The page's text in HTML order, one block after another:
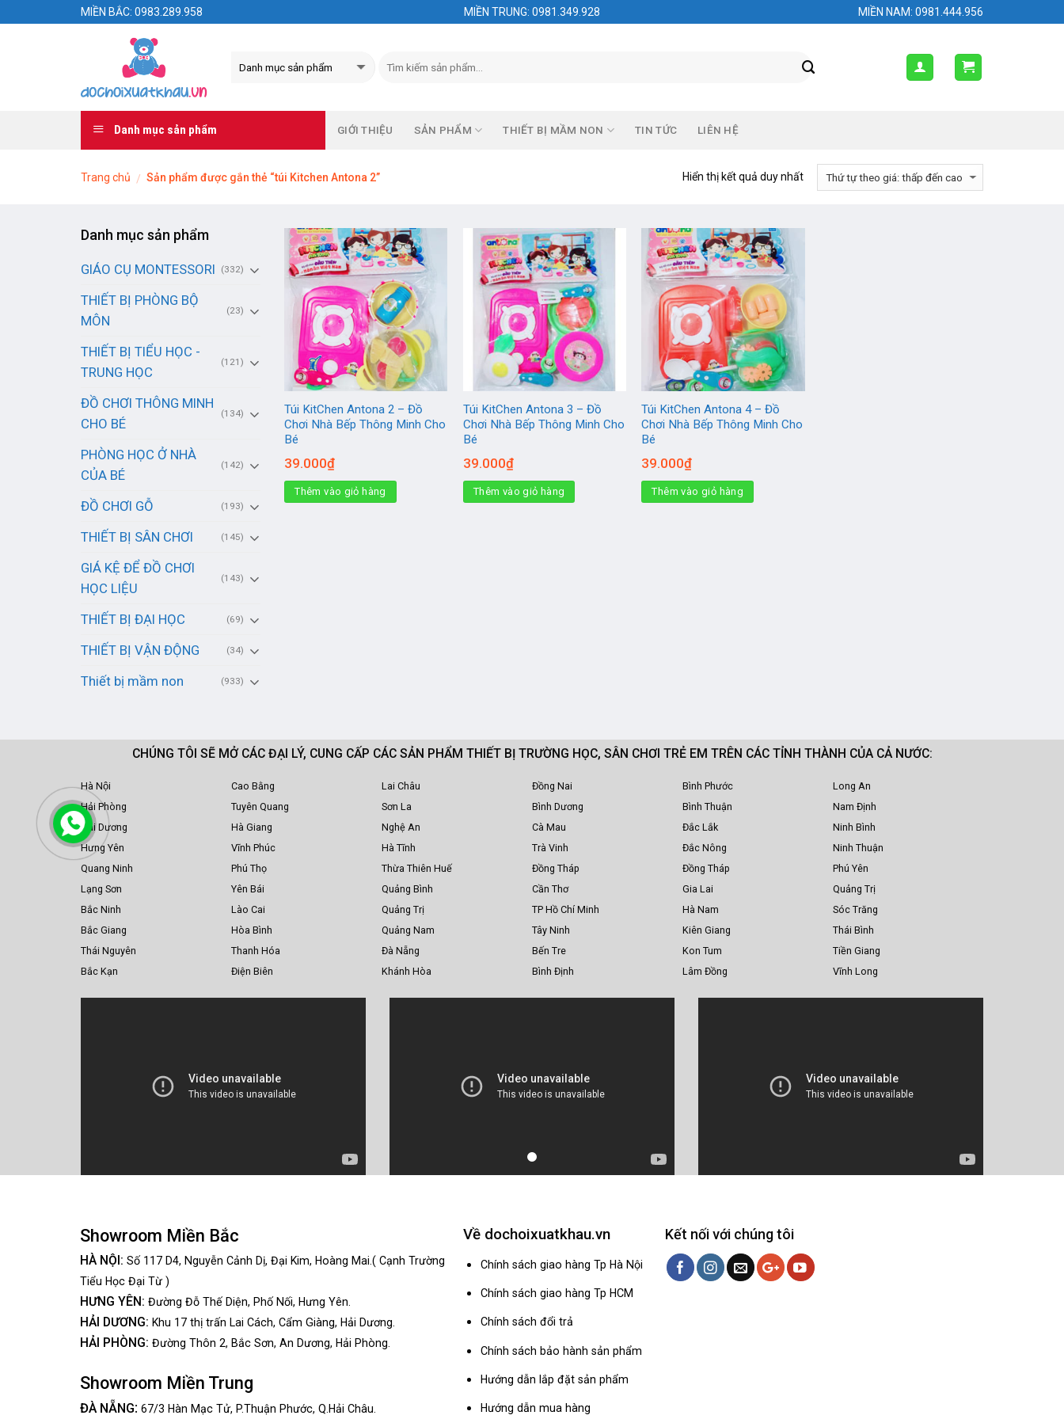
MIỀN BẮC: 0983.289.958 MIỀN TRUNG: 0981.349.928 MIỀN NAM: 0981.444.956
Danh mục sản phẩm GIỚI THIỆU SẢN PHẨM THIẾT BỊ MẦM NON TIN TỨC LIÊN HỆ
Trang chủ / Sản phẩm được gắn thẻ “túi Kitchen Antona 2” Hiển thị kết quả duy nhất
Danh mục sản phẩm
GIÁO CỤ MONTESSORI (332)
THIẾT BỊ PHÒNG BỘ
MÔN
(23)
THIẾT BỊ TIỂU HỌC -
TRUNG HỌC
(121)
ĐỒ CHƠI THÔNG MINH
CHO BÉ
(134)
PHÒNG HỌC Ở NHÀ
CỦA BÉ
(142)
ĐỒ CHƠI GỖ (193)
THIẾT BỊ SÂN CHƠI (145)
GIÁ KỆ ĐỂ ĐỒ CHƠI
HỌC LIỆU
(143)
THIẾT BỊ ĐẠI HỌC (69)
THIẾT BỊ VẬN ĐỘNG (34)
Thiết bị mầm non (933)
Túi KitChen Antona 2 – Đồ
Chơi Nhà Bếp Thông Minh Cho
Bé
39.000₫
Thêm vào giỏ hàng
Túi KitChen Antona 3 – Đồ
Chơi Nhà Bếp Thông Minh Cho
Bé
39.000₫
Thêm vào giỏ hàng
Túi KitChen Antona 4 – Đồ
Chơi Nhà Bếp Thông Minh Cho
Bé
39.000₫
Thêm vào giỏ hàng
CHÚNG TÔI SẼ MỞ CÁC ĐẠI LÝ, CUNG CẤP CÁC SẢN PHẨM THIẾT BỊ TRƯỜNG HỌC, SÂN CHƠI TRẺ EM TRÊN CÁC TỈNH THÀNH CỦA CẢ NƯỚC:
Hà Nội
Hải Phòng
Hải Dương
Hưng Yên
Quang Ninh
Lạng Sơn
Bắc Ninh
Bắc Giang
Thái Nguyên
Bắc Kạn
Cao Bằng
Tuyên Quang
Hà Giang
Vĩnh Phúc
Phú Thọ
Yên Bái
Lào Cai
Hòa Bình
Thanh Hóa
Điện Biên
Lai Châu
Sơn La
Nghệ An
Hà Tĩnh
Thừa Thiên Huế
Quảng Bình
Quảng Trị
Quảng Nam
Đà Nẵng
Khánh Hòa
Đồng Nai
Bình Dương
Cà Mau
Trà Vinh
Đồng Tháp
Cần Thơ
TP Hồ Chí Minh
Tây Ninh
Bến Tre
Bình Định
Bình Phước
Bình Thuận
Đắc Lắk
Đắc Nông
Đồng Tháp
Gia Lai
Hà Nam
Kiên Giang
Kon Tum
Lâm Đồng
Long An
Nam Định
Ninh Bình
Ninh Thuận
Phú Yên
Quảng Trị
Sóc Trăng
Thái Bình
Tiền Giang
Vĩnh Long
Showroom Miền Bắc
HÀ NỘI: Số 117 D4, Nguyễn Cảnh Dị, Đại Kim, Hoàng Mai.( Cạnh Trường
Tiểu Học Đại Từ )
HƯNG YÊN: Đường Đỗ Thế Diện, Phố Nối, Hưng Yên.
HẢI DƯƠNG: Khu 17 thị trấn Lai Cách, Cẩm Giàng, Hải Dương.
HẢI PHÒNG: Đường Thôn 2, Bắc Sơn, An Dương, Hải Phòng.
Showroom Miền Trung
ĐÀ NẴNG: 67/3 Hàn Mạc Tử, P.Thuận Phước, Q.Hải Châu.
Về dochoixuatkhau.vn
Chính sách giao hàng Tp Hà Nội
Chính sách giao hàng Tp HCM
Chính sách đổi trả
Chính sách bảo hành sản phẩm
Hướng dẫn lắp đặt sản phẩm
Hướng dẫn mua hàng
Kết nối với chúng tôi